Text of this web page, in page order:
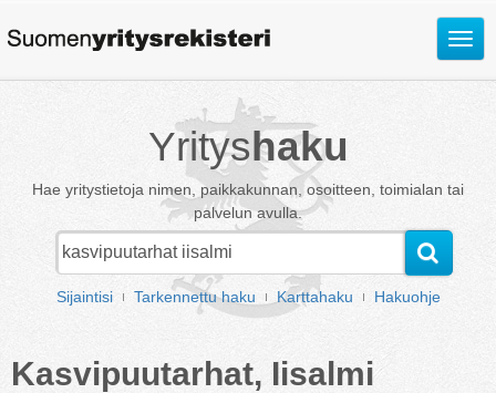
Avaa
Yrityshaku
Hae yritystietoja nimen, paikkakunnan, osoitteen, toimialan tai
palvelun avulla.
Sijaintisi Tarkennettu haku Karttahaku Hakuohje
Kasvipuutarhat, Iisalmi